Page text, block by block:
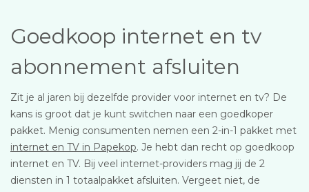
Goedkoop internet en tv
abonnement afsluiten
Zit je al jaren bij dezelfde provider voor internet en tv? De
kans is groot dat je kunt switchen naar een goedkoper
pakket. Menig consumenten nemen een 2-in-1 pakket met
internet en TV in Papekop. Je hebt dan recht op goedkoop
internet en TV. Bij veel internet-providers mag jij de 2
diensten in 1 totaalpakket afsluiten. Vergeet niet, de